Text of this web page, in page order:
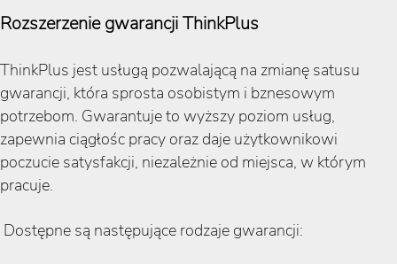
Rozszerzenie gwarancji ThinkPlus
ThinkPlus jest usługą pozwalającą na zmianę satusu
gwarancji, która sprosta osobistym i bznesowym
potrzebom. Gwarantuje to wyższy poziom usług,
zapewnia ciągłośc pracy oraz daje użytkownikowi
poczucie satysfakcji, niezależnie od miejsca, w którym
pracuje.
Dostępne są następujące rodzaje gwarancji: